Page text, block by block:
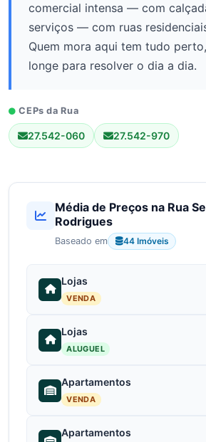
comercial intensa — com
serviços — com ruas
Quem mora aqui tem tudo
longe para resolver o dia a dia.
CEPs da Rua
27.542-060 27.542-970
Média de Preços na Rua
Rodrigues
Baseado em 44 Imóveis
Lojas
VENDA
Lojas
ALUGUEL
Apartamentos
VENDA
Apartamentos